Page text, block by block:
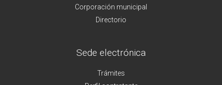
Corporación municipal
Directorio
Sede electrónica
Trámites